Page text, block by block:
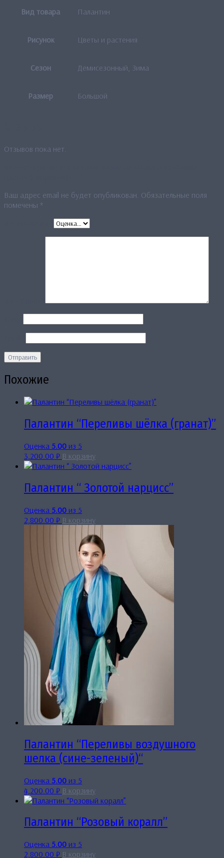
Вид товара Палантин
Рисунок Цветы и растения
Сезон Демисезонный, Зима
Размер Большой
Отзывов пока нет.
Ваш адрес email не будет опубликован. Обязательные поля
помечены *
Похожие
Палантин “Переливы шёлка (гранат)”
Оценка 5.00 из 5
3,200.00 ₽ В корзину
Палантин “ Золотой нарцисс”
Оценка 5.00 из 5
2,800.00 ₽ В корзину
Палантин “Переливы воздушного
шелка (сине-зеленый)“
Оценка 5.00 из 5
4,200.00 ₽ В корзину
Палантин “Розовый коралл”
Оценка 5.00 из 5
2,800.00 ₽ В корзину